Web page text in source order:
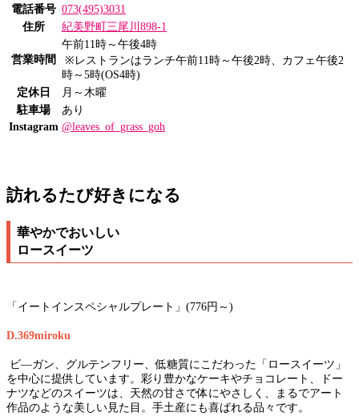
電話番号 073(495)3031
住所
紀美野町三尾川898-1
営業時間
午前11時～午後4時
※レストランはランチ午前11時～午後2時、カフェ午後2
時～5時(OS4時)
定休日
月～木曜
駐車場
あり
Instagram @leaves_of_grass_goh
訪れるたび好きになる
華やかでおいしい
ロースイーツ
「イートインスペシャルプレート」(776円～)
D.369miroku
ビ―ガン、グルテンフリー、低糖質にこだわった「ロースイーツ」
を中心に提供しています。彩り豊かなケーキやチョコレート、ドー
ナツなどのスイーツは、天然の甘さで体にやさしく、まるでアート
作品のような美しい見た目。手土産にも喜ばれる品々です。